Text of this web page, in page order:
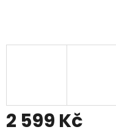
2 599 Kč